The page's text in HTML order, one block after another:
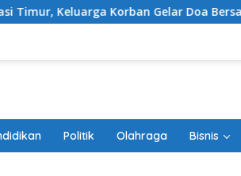
Gelar Doa Bersama
Politik Olahraga Bisnis